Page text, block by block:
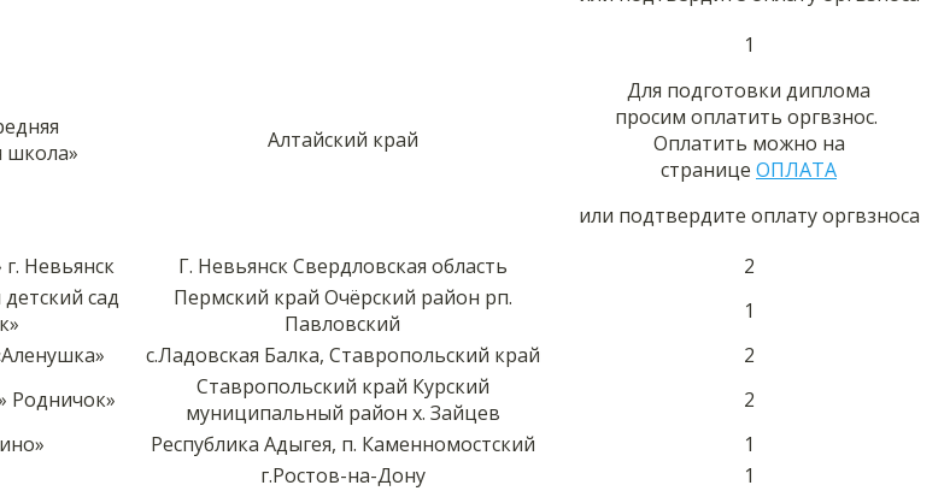
школа»
Алтайский край
1
Для подготовки диплома
просим оплатить оргвзнос.
Оплатить можно на
странице ОПЛАТА
или подтвердите оплату оргвзноса
Невьянск Г. Невьянск Свердловская область
2
сад
Пермский край Очёрский район рп.
Павловский
1
с.Ладовская Балка, Ставропольский край
2
Родничок»
Ставропольский край Курский
муниципальный район х. Зайцев
2
Республика Адыгея, п. Каменномостский
1
г.Ростов-на-Дону
1